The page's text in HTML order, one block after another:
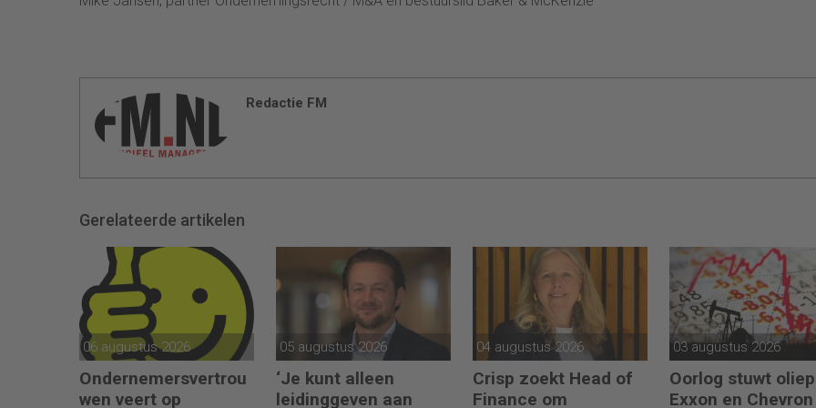
Redactie FM
Gerelateerde artikelen
06 augustus 2026
Ondernemersvertrou
wen veert op
05 augustus 2026
‘Je kunt alleen
leidinggeven aan
04 augustus 2026
Crisp zoekt Head of
Finance om
03 augustus 2026
Oorlog stuwt
Exxon en Chevron